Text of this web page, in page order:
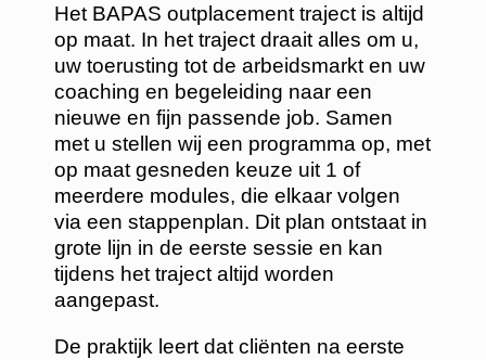
Het BAPAS outplacement traject is altijd
op maat. In het traject draait alles om u,
uw toerusting tot de arbeidsmarkt en uw
coaching en begeleiding naar een
nieuwe en fijn passende job. Samen
met u stellen wij een programma op, met
op maat gesneden keuze uit 1 of
meerdere modules, die elkaar volgen
via een stappenplan. Dit plan ontstaat in
grote lijn in de eerste sessie en kan
tijdens het traject altijd worden
aangepast.
De praktijk leert dat cliënten na eerste